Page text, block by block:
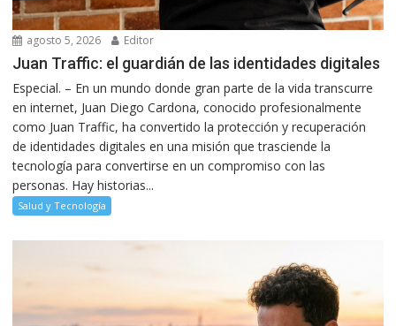
agosto 5, 2026 Editor
Juan Traffic: el guardián de las identidades digitales
Especial. – En un mundo donde gran parte de la vida transcurre
en internet, Juan Diego Cardona, conocido profesionalmente
como Juan Traffic, ha convertido la protección y recuperación
de identidades digitales en una misión que trasciende la
tecnología para convertirse en un compromiso con las
personas. Hay historias...
Salud y Tecnología